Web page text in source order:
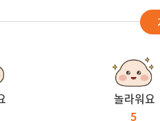
놀라워요
5